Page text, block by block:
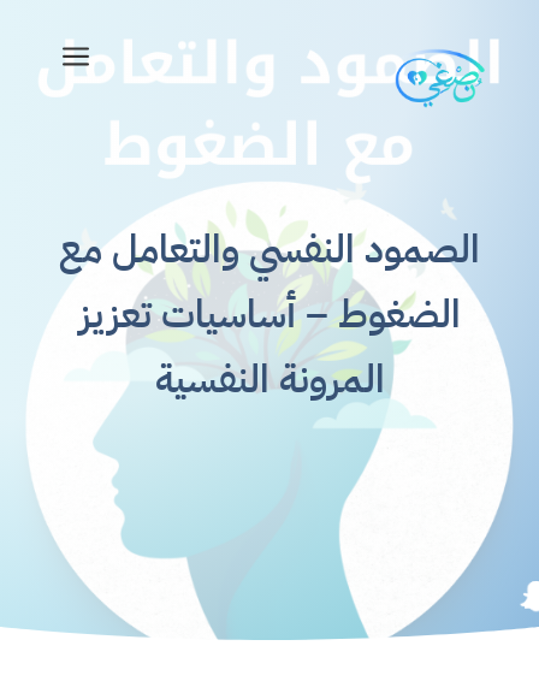
a
الصمود النفسي والتعامل مع
الضغوط – أساسيات تعزيز
المرونة النفسية